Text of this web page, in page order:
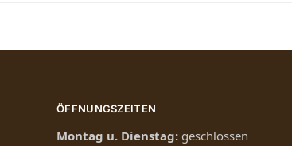
ÖFFNUNGSZEITEN
Montag u. Dienstag: geschlossen